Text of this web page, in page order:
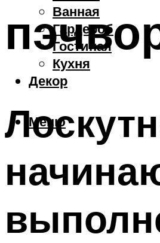
Ванная
Гардероб
Гостиная
Кухня
Декор
Меню